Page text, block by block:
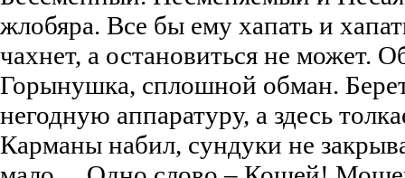
жлобяра. Все бы ему хапать и
чахнет, а остановиться не может.
Горынушка, сплошной обман.
негодную аппаратуру, а здесь
Карманы набил, сундуки не